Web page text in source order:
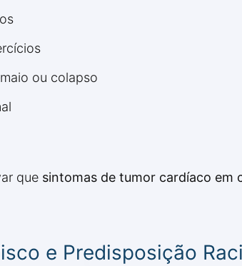
ou colapso
que sintomas de tumor cardíaco em
e Predisposição